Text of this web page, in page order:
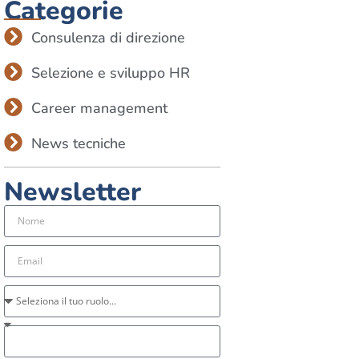
Categorie
Consulenza di direzione
Selezione e sviluppo HR
Career management
News tecniche
Newsletter